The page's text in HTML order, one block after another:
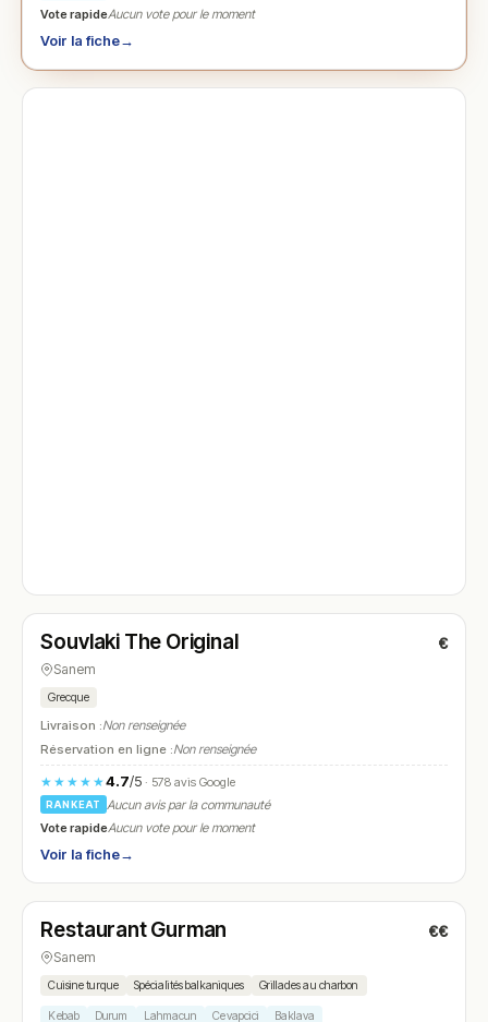
Vote rapideAucun vote pour le moment
Voir la fiche→
N° 4
Souvlaki The Original €
Sanem
Grecque
Livraison :Non renseignée
Réservation en ligne :Non renseignée
★★★★★4.7/5· 578 avis Google
RANKEAT
Aucun avis par la communauté
Vote rapideAucun vote pour le moment
Voir la fiche→
N° 5
Restaurant Gurman €€
Sanem
Cuisine turque Spécialités balkaniques Grillades au charbon
Kebab Durum Lahmacun Cevapcici Baklava